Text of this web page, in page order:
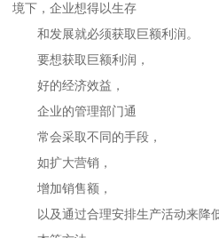
境下，企业想得以生存
和发展就必须获取巨额利润。
要想获取巨额利润，
好的经济效益，
企业的管理部门通
常会采取不同的手段，
如扩大营销，
增加销售额，
以及通过合理安排生产活动来降